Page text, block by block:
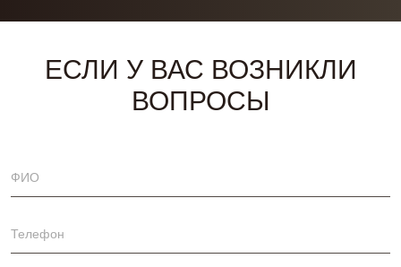
ЕСЛИ У ВАС ВОЗНИКЛИ
ВОПРОСЫ